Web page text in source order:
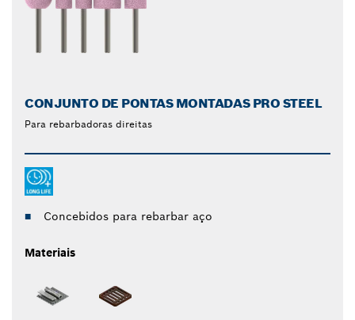
CONJUNTO DE PONTAS MONTADAS PRO STEEL
Para rebarbadoras direitas
Concebidos para rebarbar aço
Materiais